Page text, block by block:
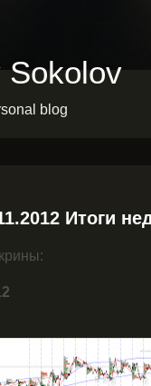
Sokolov
blog
Итоги